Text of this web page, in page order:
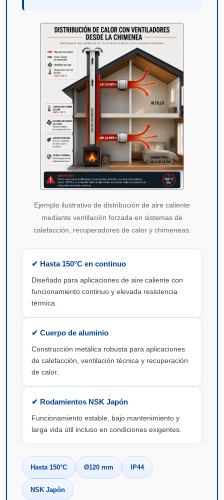
Ejemplo ilustrativo de distribución de aire caliente
mediante ventilación forzada en sistemas de
calefacción, recuperadores de calor y chimeneas.
✔ Hasta 150°C en continuo
Diseñado para aplicaciones de aire caliente con
funcionamiento continuo y elevada resistencia
térmica.
✔ Cuerpo de aluminio
Construcción metálica robusta para aplicaciones
de calefacción, ventilación técnica y recuperación
de calor.
✔ Rodamientos NSK Japón
Funcionamiento estable, bajo mantenimiento y
larga vida útil incluso en condiciones exigentes.
Hasta 150°C Ø120 mm IP44
NSK Japón